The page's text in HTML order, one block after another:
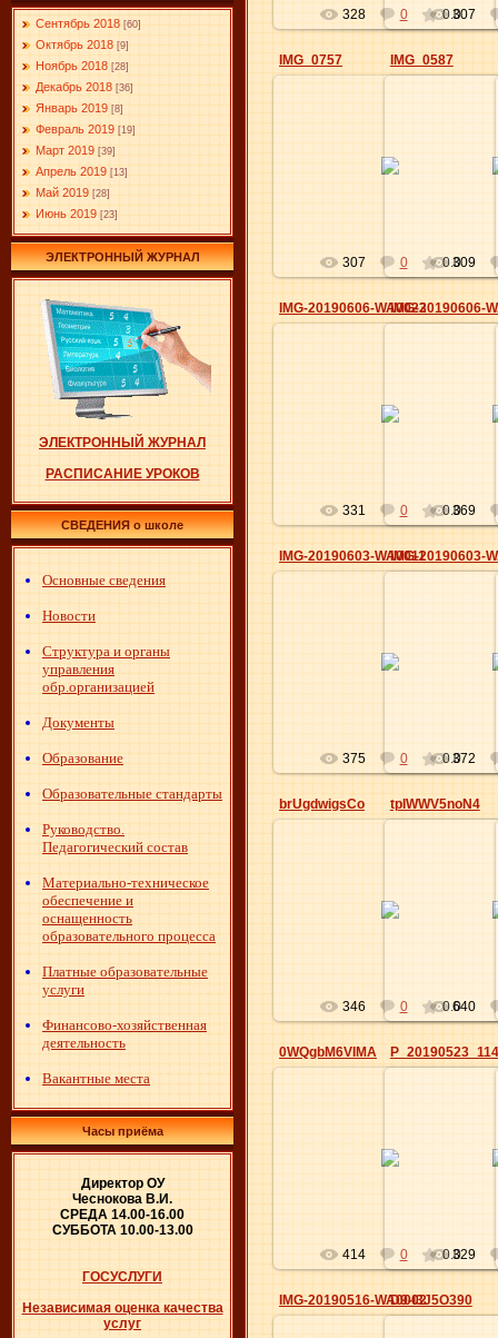
Сентябрь 2018 [60]
Октябрь 2018 [9]
Ноябрь 2018 [28]
Декабрь 2018 [36]
Январь 2019 [8]
Февраль 2019 [19]
Март 2019 [39]
Апрель 2019 [13]
Май 2019 [28]
Июнь 2019 [23]
ЭЛЕКТРОННЫЙ ЖУРНАЛ
ЭЛЕКТРОННЫЙ ЖУРНАЛ
РАСПИСАНИЕ УРОКОВ
СВЕДЕНИЯ о школе
Основные сведения
Новости
Структура и органы
управления
обр.организацией
Документы
Образование
Образовательные стандарты
Руководство.
Педагогический состав
Материально-техническое
обеспечение и
оснащенность
образовательного процесса
Платные образовательные
услуги
Финансово-хозяйственная
деятельность
Вакантные места
Часы приёма
Директор ОУ
Чеснокова В.И.
СРЕДА 14.00-16.00
СУББОТА 10.00-13.00
ГОСУСЛУГИ
Независимая оценка качества
услуг
328 0 0.0307
IMG_0757
307 0 0.0
IMG_0587
309
IMG-20190606-WA0023
331 0 0.0
IMG-20190606-
369
IMG-20190603-WA0011
375 0 0.0
IMG-20190603-
372
brUgdwigsCo
346 0 0.0
tpIWWV5noN4
640
0WQgbM6VIMA
414 0 0.0329
IMG-20190516-WA0002D9-l3J5O390